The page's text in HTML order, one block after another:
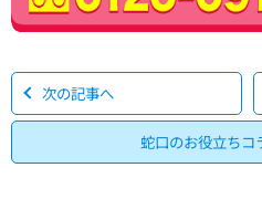
次の記事へ
蛇口のお役立ちコ